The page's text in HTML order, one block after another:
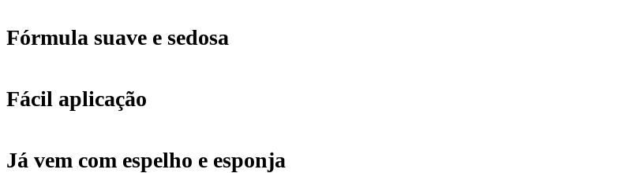
Fórmula suave e sedosa
Fácil aplicação
Já vem com espelho e esponja